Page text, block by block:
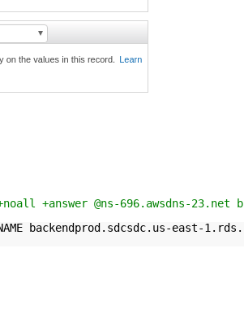
+answer @ns-696.awsdns-23.net b
backendprod.sdcsdc.us-east-1.rds.